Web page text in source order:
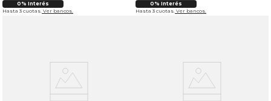
0% Interés
Hasta 3 cuotas. Ver bancos.
0% Interés
Hasta 3 cuotas. Ver bancos.